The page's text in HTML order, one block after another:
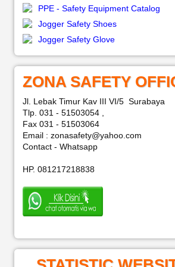
PPE - Safety Equipment Catalog
Jogger Safety Shoes
Jogger Safety Glove
ZONA SAFETY
Jl. Lebak Timur Kav III VI/5 Surabaya
Tlp. 031 - 51503054 ,
Fax 031 - 51503064
Email : zonasafety@yahoo.com
Contact - Whatsapp
HP. 081217218838